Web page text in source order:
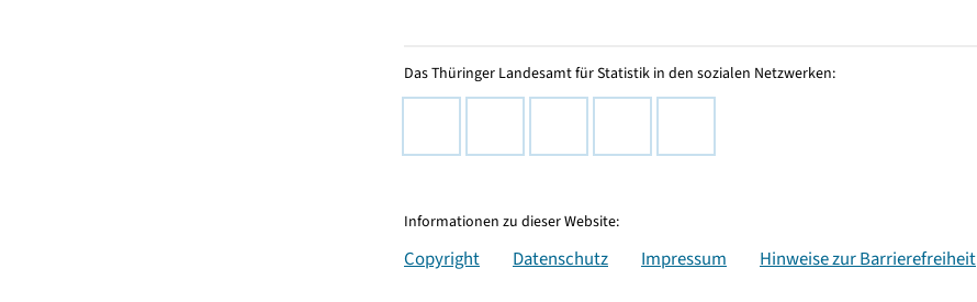
Das Thüringer Landesamt für Statistik in den sozialen Netzwerken:
Informationen zu dieser Website:
Copyright Datenschutz Impressum Hinweise zur Barrierefreiheit